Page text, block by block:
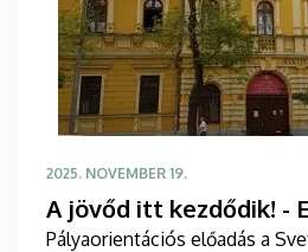
2025. NOVEMBER 19.
A jövőd itt kezdődik! -
Pályaorientációs előadás a